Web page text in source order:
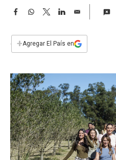
F
e
b
k
W
s
p
T
w
t
L
E
i
l
+Agregar El País en